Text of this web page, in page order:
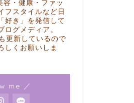
・健康・ファッ
フスタイルなど日
好き」を発信して
ログメディア。
更新しているので
しくお願いしま
me ／